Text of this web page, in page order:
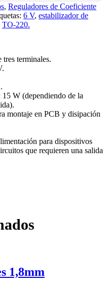
, Reguladores de Coeficiente
6 V, estabilizador de
TO-220.
terminales.
W (dependiendo de la
montaje en PCB y disipación
para dispositivos
que requieren una salida
1,8mm